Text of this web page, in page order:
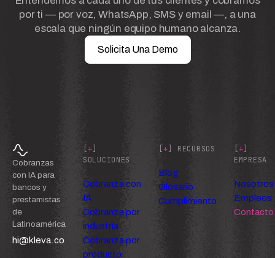
por ti — por voz, WhatsApp, SMS y email —, a una
escala que ningún equipo humano alcanza.
Solicita Una Demo
Cobranzas
con IA para
bancos y
prestamistas
de
Latinoamérica
hi@kleva.co
+
SOLUCIONES
Cobranza con
IA
Cobranza por
industria
Cobranza por
producto
+ ] RECURSOS
Blog
Glosario
Cumplimiento
+
EMPRESA
Nosotros
Empleos
Contacto